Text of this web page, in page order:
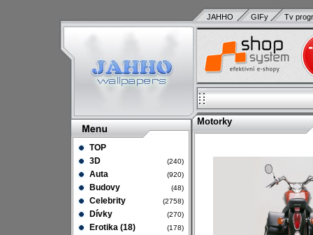
TOP
3D
(240)
Auta (920)
Budovy (48)
Celebrity (2758)
Dívky (270)
Erotika (18) (178)
JAHHO GIFy Tv
Motorky